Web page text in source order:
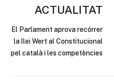
ACTUALITAT
El Parlament aprova recórrer
la llei Wert al Constitucional
pel català i les competències